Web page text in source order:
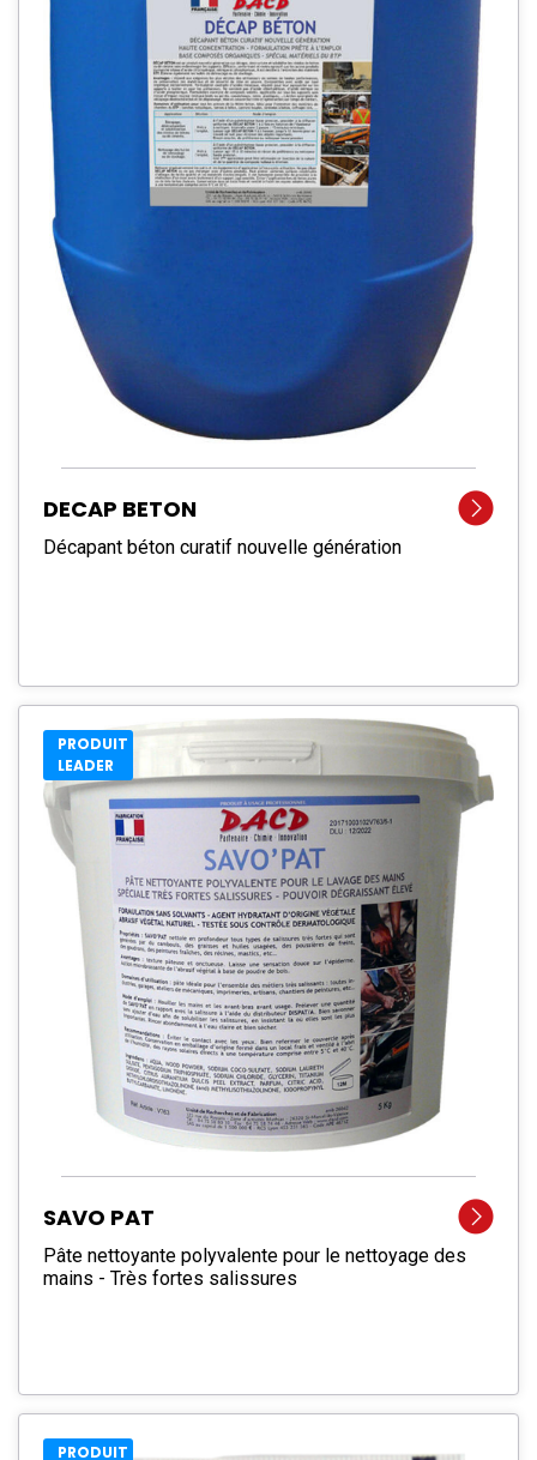
DECAP BETON
Décapant béton curatif nouvelle génération
PRODUIT
LEADER
SAVO PAT
Pâte nettoyante polyvalente pour le nettoyage des
mains - Très fortes salissures
PRODUIT